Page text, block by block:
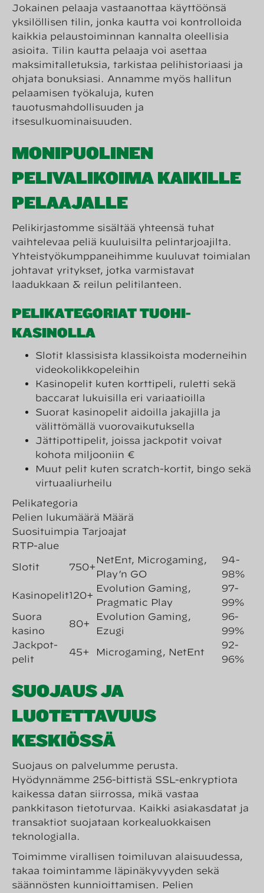
Jokainen pelaaja vastaanottaa käyttöönsä
yksilöllisen tilin, jonka kautta voi kontrolloida
kaikkia pelaustoiminnan kannalta oleellisia
asioita. Tilin kautta pelaaja voi asettaa
maksimitalletuksia, tarkistaa pelihistoriaasi ja
ohjata bonuksiasi. Annamme myös hallitun
pelaamisen työkaluja, kuten
tauotusmahdollisuuden ja
itsesulkuominaisuuden.
MONIPUOLINEN
PELIVALIKOIMA KAIKILLE
PELAAJALLE
Pelikirjastomme sisältää yhteensä tuhat
vaihtelevaa peliä kuuluisilta pelintarjoajilta.
Yhteistyökumppaneihimme kuuluvat toimialan
johtavat yritykset, jotka varmistavat
laadukkaan & reilun pelitilanteen.
PELIKATEGORIAT TUOHI-
KASINOLLA
Slotit klassisista klassikoista moderneihin
videokolikkopeleihin
Kasinopelit kuten korttipeli, ruletti sekä
baccarat lukuisilla eri variaatioilla
Suorat kasinopelit aidoilla jakajilla ja
välittömällä vuorovaikutuksella
Jättipottipelit, joissa jackpotit voivat
kohota miljooniin €
Muut pelit kuten scratch-kortit, bingo sekä
virtuaaliurheilu
Pelikategoria
Pelien lukumäärä Määrä
Suosituimpia Tarjoajat
RTP-alue
Slotit
750+
NetEnt, Microgaming,
Play’n GO
94-
98%
Kasinopelit120+
Evolution Gaming,
Pragmatic Play
97-
99%
Suora
kasino
80+
Evolution Gaming,
Ezugi
96-
99%
Jackpot-
pelit
45+ Microgaming, NetEnt
92-
96%
SUOJAUS JA
LUOTETTAVUUS
KESKIÖSSÄ
Suojaus on palvelumme perusta.
Hyödynnämme 256-bittistä SSL-enkryptiota
kaikessa datan siirrossa, mikä vastaa
pankkitason tietoturvaa. Kaikki asiakasdatat ja
transaktiot suojataan korkealuokkaisen
teknologialla.
Toimimme virallisen toimiluvan alaisuudessa,
takaa toimintamme läpinäkyvyyden sekä
säännösten kunnioittamisen. Pelien